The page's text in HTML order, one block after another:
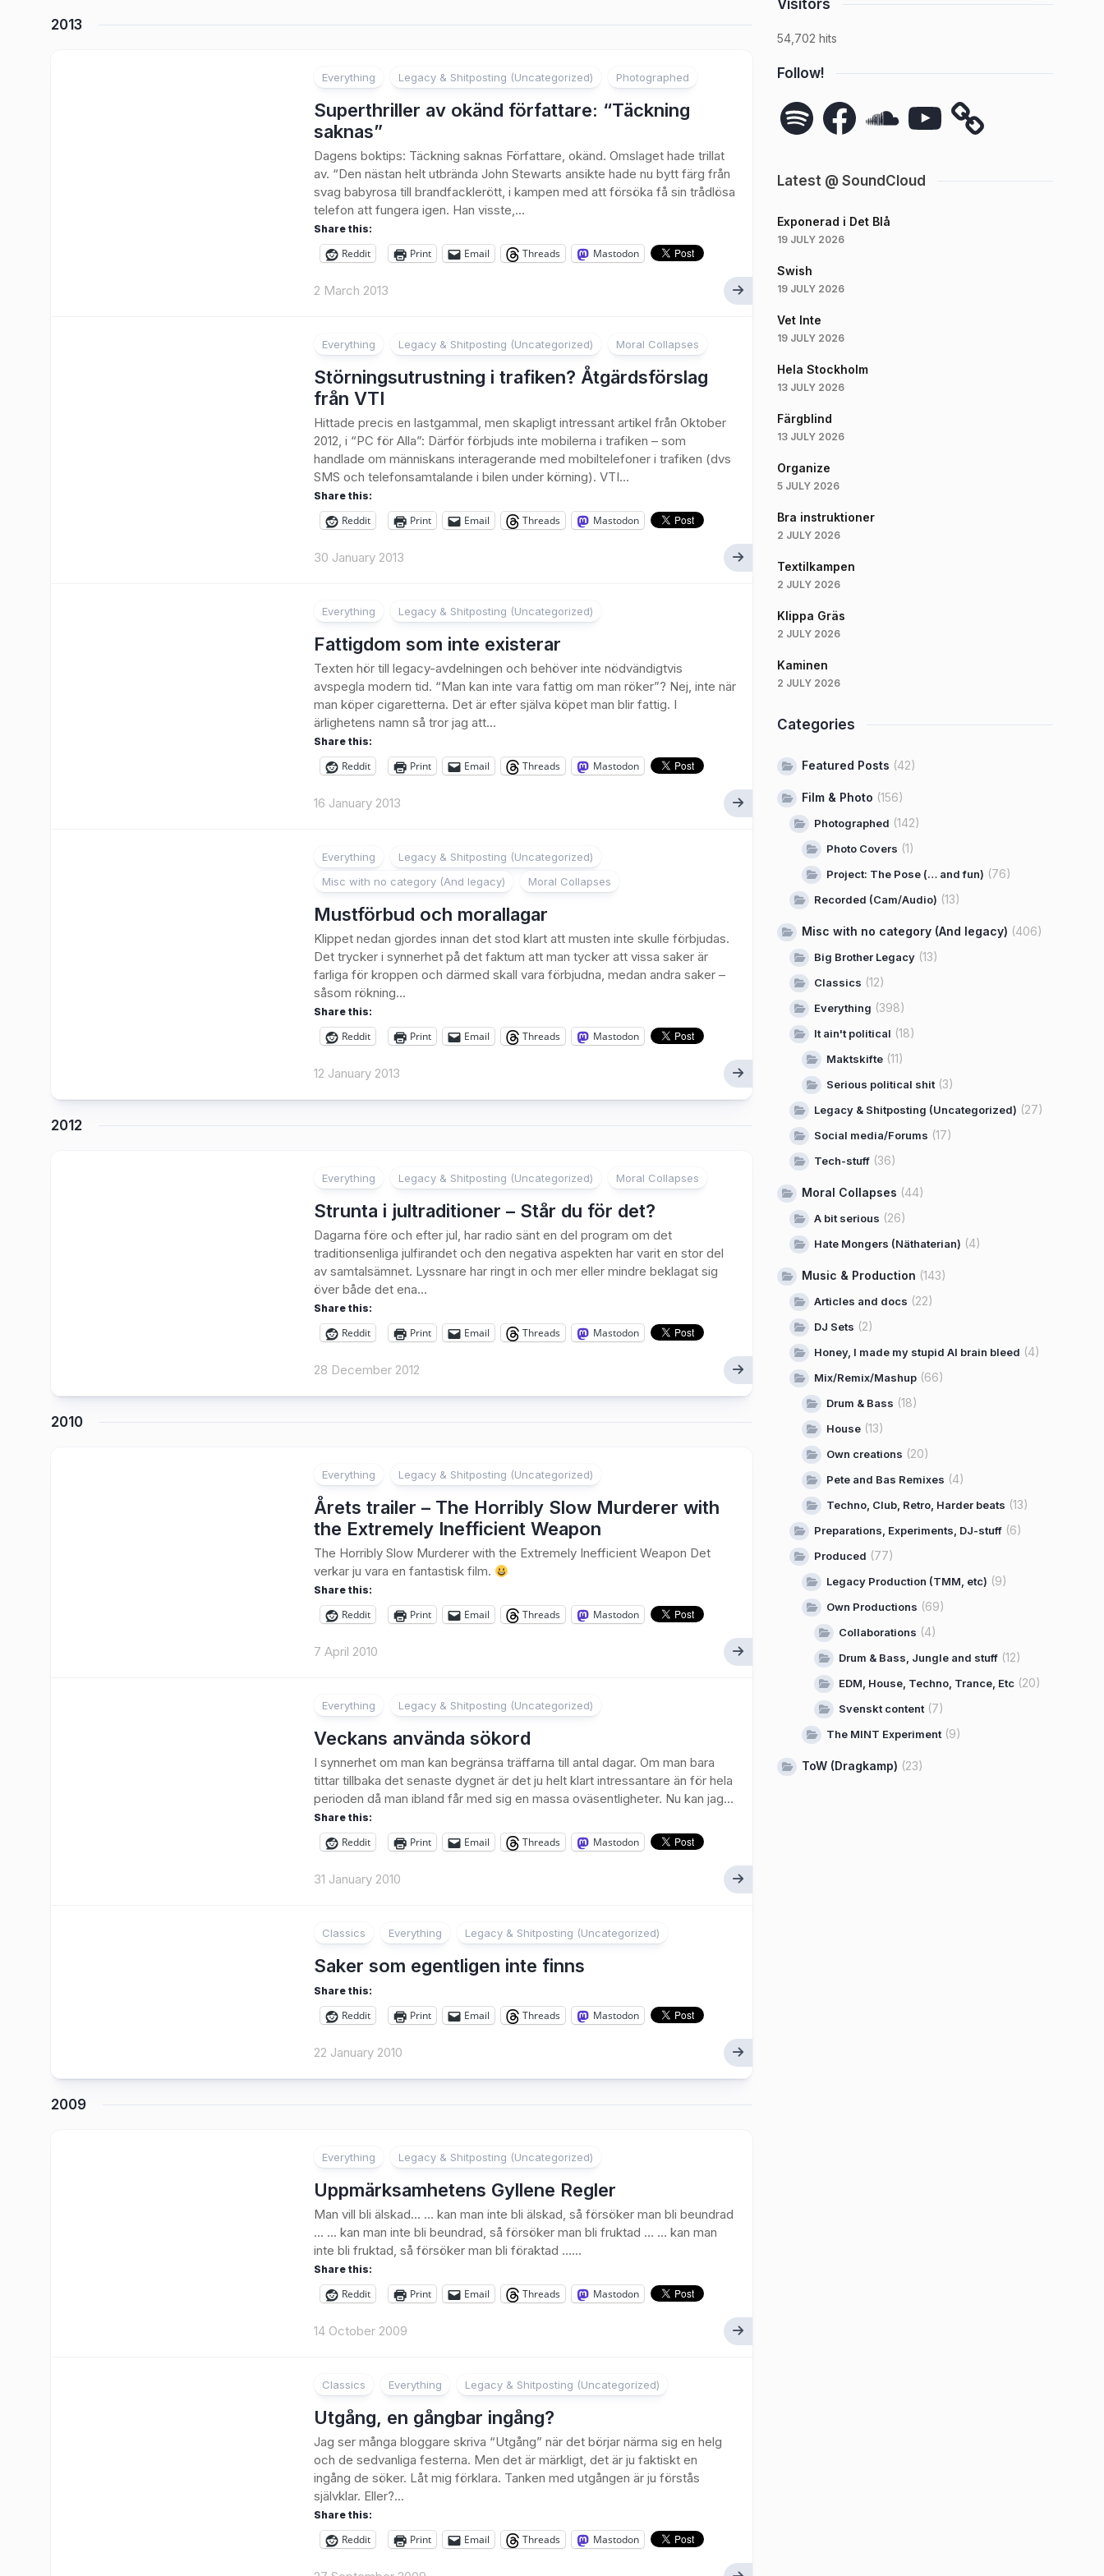
2013
Everything Legacy & Shitposting (Uncategorized) Photographed
Superthriller av okänd författare: “Täckning
saknas”
Dagens boktips: Täckning saknas Författare, okänd. Omslaget hade trillat
av. “Den nästan helt utbrända John Stewarts ansikte hade nu bytt färg från
svag babyrosa till brandfacklerött, i kampen med att försöka få sin trådlösa
telefon att fungera igen. Han visste,...
Share this:
Reddit Print Email Threads Mastodon
2 March 2013
Everything Legacy & Shitposting (Uncategorized) Moral Collapses
Störningsutrustning i trafiken? Åtgärdsförslag
från VTI
Hittade precis en lastgammal, men skapligt intressant artikel från Oktober
2012, i “PC för Alla”: Därför förbjuds inte mobilerna i trafiken – som
handlade om människans interagerande med mobiltelefoner i trafiken (dvs
SMS och telefonsamtalande i bilen under körning). VTI...
Share this:
Reddit Print Email Threads Mastodon
30 January 2013
Everything Legacy & Shitposting (Uncategorized)
Fattigdom som inte existerar
Texten hör till legacy-avdelningen och behöver inte nödvändigtvis
avspegla modern tid. “Man kan inte vara fattig om man röker”? Nej, inte när
man köper cigaretterna. Det är efter själva köpet man blir fattig. I
ärlighetens namn så tror jag att...
Share this:
Reddit Print Email Threads Mastodon
16 January 2013
Everything
Legacy & Shitposting (Uncategorized)
Misc with no category (And legacy)
Moral Collapses
Mustförbud och morallagar
Klippet nedan gjordes innan det stod klart att musten inte skulle förbjudas.
Det trycker i synnerhet på det faktum att man tycker att vissa saker är
farliga för kroppen och därmed skall vara förbjudna, medan andra saker –
såsom rökning...
Share this:
Reddit Print Email Threads Mastodon
12 January 2013
2012
Everything Legacy & Shitposting (Uncategorized) Moral Collapses
Strunta i jultraditioner – Står du för det?
Dagarna före och efter jul, har radio sänt en del program om det
traditionsenliga julfirandet och den negativa aspekten har varit en stor del
av samtalsämnet. Lyssnare har ringt in och mer eller mindre beklagat sig
över både det ena...
Share this:
Reddit Print Email Threads Mastodon
28 December 2012
2010
Everything Legacy & Shitposting (Uncategorized)
Årets trailer – The Horribly Slow Murderer with
the Extremely Inefficient Weapon
The Horribly Slow Murderer with the Extremely Inefficient Weapon Det
verkar ju vara en fantastisk film.
Share this:
Reddit Print Email Threads Mastodon
7 April 2010
Everything Legacy & Shitposting (Uncategorized)
Veckans använda sökord
I synnerhet om man kan begränsa träffarna till antal dagar. Om man bara
tittar tillbaka det senaste dygnet är det ju helt klart intressantare än för hela
perioden då man ibland får med sig en massa oväsentligheter. Nu kan jag...
Share this:
Reddit Print Email Threads Mastodon
31 January 2010
Classics Everything Legacy & Shitposting (Uncategorized)
Saker som egentligen inte finns
Share this:
Reddit Print Email Threads Mastodon
22 January 2010
2009
Everything Legacy & Shitposting (Uncategorized)
Uppmärksamhetens Gyllene Regler
Man vill bli älskad… … kan man inte bli älskad, så försöker man bli beundrad
… … kan man inte bli beundrad, så försöker man bli fruktad … … kan man
inte bli fruktad, så försöker man bli föraktad …...
Share this:
Reddit Print Email Threads Mastodon
14 October 2009
Classics Everything Legacy & Shitposting (Uncategorized)
Utgång, en gångbar ingång?
Jag ser många bloggare skriva “Utgång” när det börjar närma sig en helg
och de sedvanliga festerna. Men det är märkligt, det är ju faktiskt en
ingång de söker. Låt mig förklara. Tanken med utgången är ju förstås
självklar. Eller?...
Share this:
Reddit Print Email Threads Mastodon
Visitors
54,702 hits
Follow!
Spotify Facebook YouTube
Latest @ SoundCloud
Exponerad i Det Blå
19 JULY 2026
Swish
19 JULY 2026
Vet Inte
19 JULY 2026
Hela Stockholm
13 JULY 2026
Färgblind
13 JULY 2026
Organize
5 JULY 2026
Bra instruktioner
2 JULY 2026
Textilkampen
2 JULY 2026
Klippa Gräs
2 JULY 2026
Kaminen
2 JULY 2026
Categories
Featured Posts (42)
Film & Photo (156)
Photographed (142)
Photo Covers (1)
Project: The Pose (… and fun) (76)
Recorded (Cam/Audio) (13)
Misc with no category (And legacy) (406)
Big Brother Legacy (13)
Classics (12)
Everything (398)
It ain't political (18)
Maktskifte (11)
Serious political shit (3)
Legacy & Shitposting (Uncategorized) (27)
Social media/Forums (17)
Tech-stuff (36)
Moral Collapses (44)
A bit serious (26)
Hate Mongers (Näthaterian) (4)
Music & Production (143)
Articles and docs (22)
DJ Sets (2)
Honey, I made my stupid AI brain bleed (4)
Mix/Remix/Mashup (66)
Drum & Bass (18)
House (13)
Own creations (20)
Pete and Bas Remixes (4)
Techno, Club, Retro, Harder beats (13)
Preparations, Experiments, DJ-stuff (6)
Produced (77)
Legacy Production (TMM, etc) (9)
Own Productions (69)
Collaborations (4)
Drum & Bass, Jungle and stuff (12)
EDM, House, Techno, Trance, Etc (20)
Svenskt content (7)
The MINT Experiment (9)
ToW (Dragkamp) (23)